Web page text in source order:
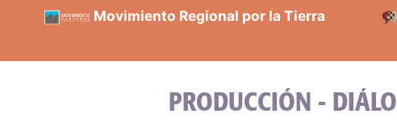
Movimiento Regional por la Tierra
PRODUCCIÓN -